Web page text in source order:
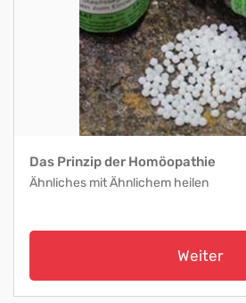
Das Prinzip der Homöopathie
Ähnliches mit Ähnlichem heilen
Weiter